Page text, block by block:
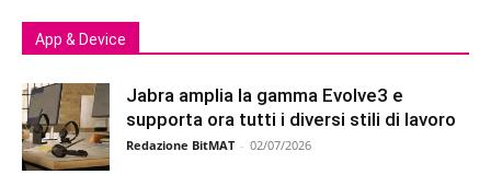
App & Device
Jabra amplia la gamma Evolve3 e
supporta ora tutti i diversi stili di lavoro
Redazione BitMAT - 02/07/2026